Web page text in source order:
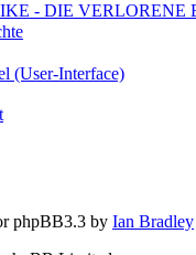
- DIE VERLORENE
(User-Interface)
phpBB3.3 by Ian Bradley